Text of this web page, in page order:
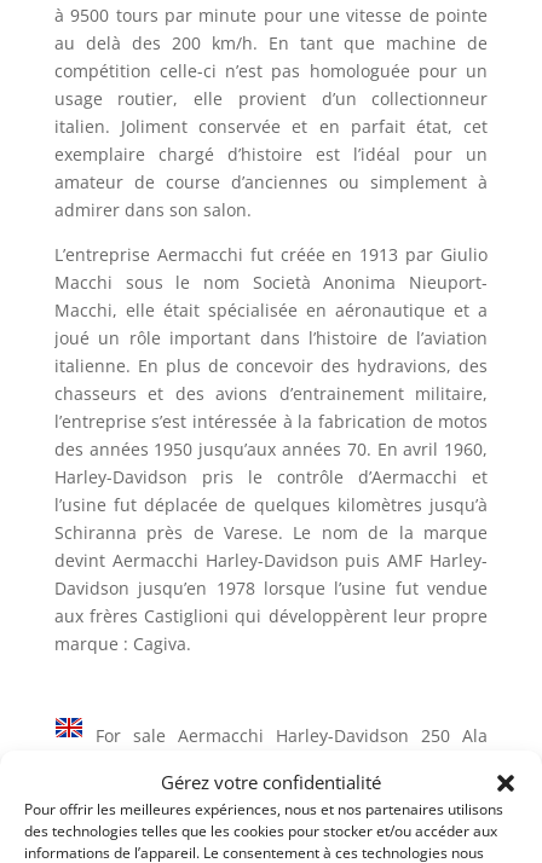
Gérez votre confidentialité
Pour offrir les meilleures expériences, nous et nos partenaires utilisons
des technologies telles que les cookies pour stocker et/ou accéder aux
informations de l’appareil. Le consentement à ces technologies nous
à 9500 tours par minute pour une vitesse de pointe
au delà des 200 km/h. En tant que machine de
compétition celle-ci n’est pas homologuée pour un
usage routier, elle provient d’un collectionneur
italien. Joliment conservée et en parfait état, cet
exemplaire chargé d’histoire est l’idéal pour un
amateur de course d’anciennes ou simplement à
admirer dans son salon.
L’entreprise Aermacchi fut créée en 1913 par Giulio
Macchi sous le nom Società Anonima Nieuport-
Macchi, elle était spécialisée en aéronautique et a
joué un rôle important dans l’histoire de l’aviation
italienne. En plus de concevoir des hydravions, des
chasseurs et des avions d’entrainement militaire,
l’entreprise s’est intéressée à la fabrication de motos
des années 1950 jusqu’aux années 70. En avril 1960,
Harley-Davidson pris le contrôle d’Aermacchi et
l’usine fut déplacée de quelques kilomètres jusqu’à
Schiranna près de Varese. Le nom de la marque
devint Aermacchi Harley-Davidson puis AMF Harley-
Davidson jusqu’en 1978 lorsque l’usine fut vendue
aux frères Castiglioni qui développèrent leur propre
marque : Cagiva.
For sale Aermacchi Harley-Davidson 250 Ala
Our wonderful Aermacchi Harley-Davidson 250 was
born around 1966 as an Ala Verde and modified to